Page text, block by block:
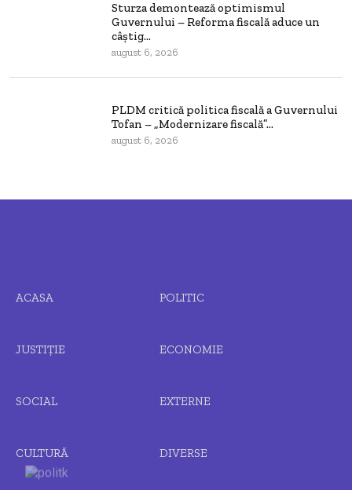
Sturza demontează optimismul
Guvernului – Reforma fiscală aduce un
câștig...
august 6, 2026
PLDM critică politica fiscală a Guvernului
Tofan – „Modernizare fiscală”...
august 6, 2026
ACASA POLITIC
JUSTIȚIE ECONOMIE
SOCIAL EXTERNE
CULTURĂ DIVERSE